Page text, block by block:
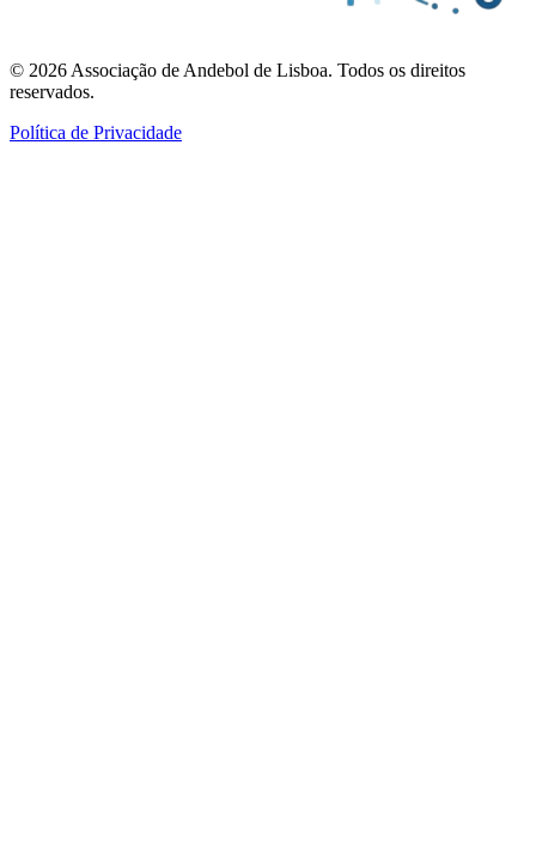
© 2026 Associação de Andebol de Lisboa. Todos os direitos
reservados.
Política de Privacidade